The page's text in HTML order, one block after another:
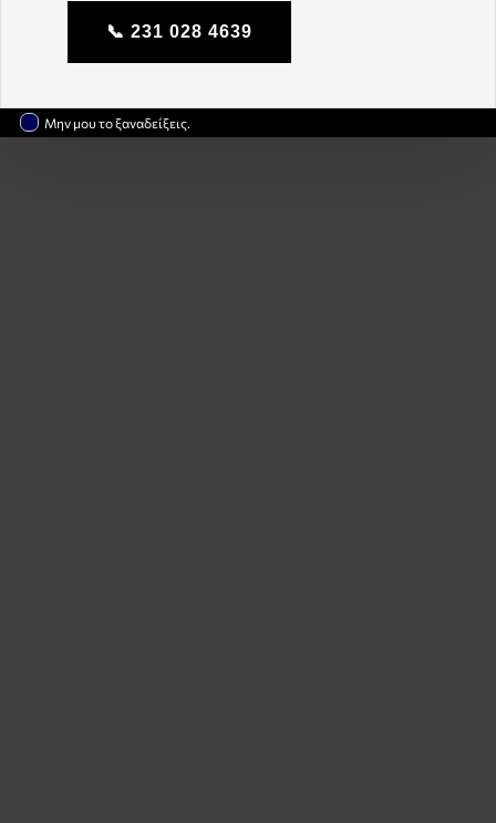
📞 231 028 4639
Μην μου το ξαναδείξεις.